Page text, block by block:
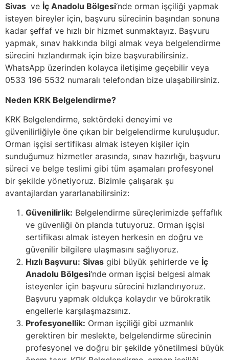
Sivas ve İç Anadolu Bölgesi‘nde orman işçiliği yapmak
isteyen bireyler için, başvuru sürecinin başından sonuna
kadar şeffaf ve hızlı bir hizmet sunmaktayız. Başvuru
yapmak, sınav hakkında bilgi almak veya belgelendirme
sürecini hızlandırmak için bize başvurabilirsiniz.
WhatsApp üzerinden kolayca iletişime geçebilir veya
0533 196 5532 numaralı telefondan bize ulaşabilirsiniz.
Neden KRK Belgelendirme?
KRK Belgelendirme, sektördeki deneyimi ve
güvenilirliğiyle öne çıkan bir belgelendirme kuruluşudur.
Orman işçisi sertifikası almak isteyen kişiler için
sunduğumuz hizmetler arasında, sınav hazırlığı, başvuru
süreci ve belge teslimi gibi tüm aşamaları profesyonel
bir şekilde yönetiyoruz. Bizimle çalışarak şu
avantajlardan yararlanabilirsiniz:
Güvenilirlik: Belgelendirme süreçlerimizde şeffaflık
ve güvenliği ön planda tutuyoruz. Orman işçisi
sertifikası almak isteyen herkesin en doğru ve
güvenilir bilgilere ulaşmasını sağlıyoruz.
Hızlı Başvuru: Sivas gibi büyük şehirlerde ve İç
Anadolu Bölgesi‘nde orman işçisi belgesi almak
isteyenler için başvuru sürecini hızlandırıyoruz.
Başvuru yapmak oldukça kolaydır ve bürokratik
engellerle karşılaşmazsınız.
Profesyonellik: Orman işçiliği gibi uzmanlık
gerektiren bir meslekte, belgelendirme sürecinin
profesyonel ve doğru bir şekilde yönetilmesi büyük